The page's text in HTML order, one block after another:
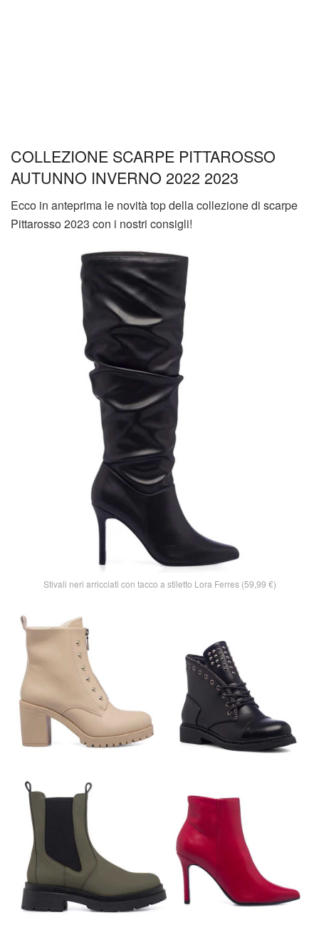
COLLEZIONE SCARPE PITTAROSSO
AUTUNNO INVERNO 2022 2023
Ecco in anteprima le novità top della collezione di scarpe
Pittarosso 2023 con i nostri consigli!
Stivali neri arricciati con tacco a stiletto Lora Ferres (59,99 €)